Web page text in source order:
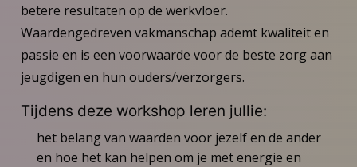
betere resultaten op de werkvloer.
Waardengedreven vakmanschap ademt kwaliteit en
passie en is een voorwaarde voor de beste zorg aan
jeugdigen en hun ouders/verzorgers.
Tijdens deze workshop leren jullie:
het belang van waarden voor jezelf en de ander
en hoe het kan helpen om je met energie en